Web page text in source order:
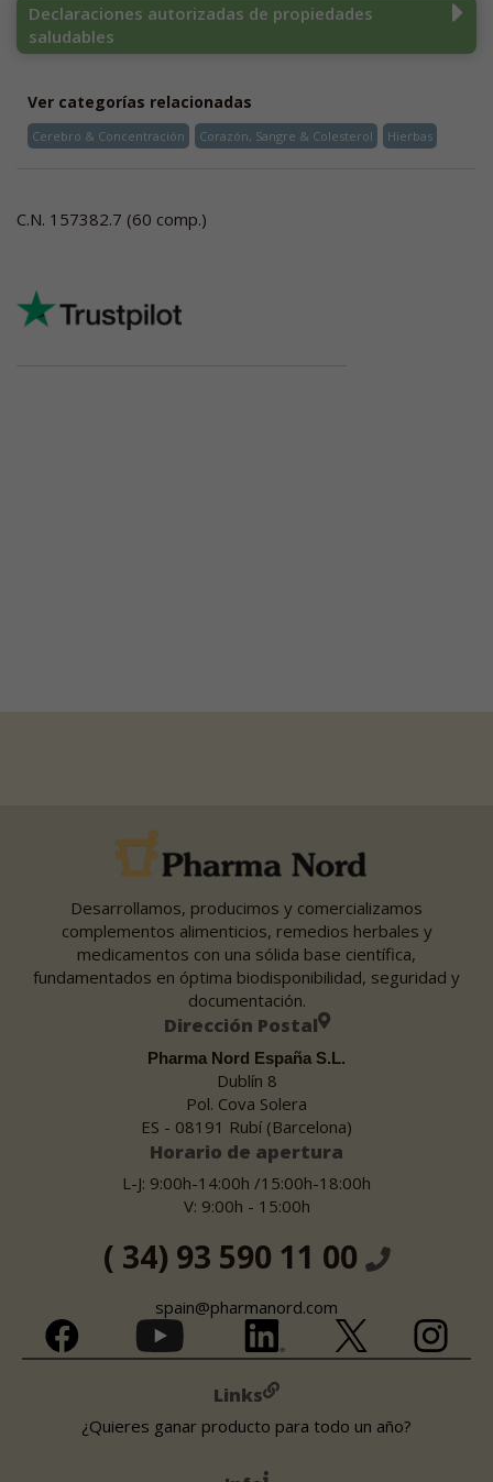
Declaraciones autorizadas de propiedades
saludables
Ver categorías relacionadas
Cerebro & Concentración Corazón, Sangre & Colesterol Hierbas
C.N. 157382.7 (60 comp.)
Desarrollamos, producimos y comercializamos
complementos alimenticios, remedios herbales y
medicamentos con una sólida base científica,
fundamentados en óptima biodisponibilidad, seguridad y
documentación.
Dirección Postal
Pharma Nord España S.L.
Dublín 8
Pol. Cova Solera
ES - 08191 Rubí (Barcelona)
Horario de apertura
L-J: 9:00h-14:00h /15:00h-18:00h
V: 9:00h - 15:00h
( 34) 93 590 11 00
spain@pharmanord.com
Links
¿Quieres ganar producto para todo un año?